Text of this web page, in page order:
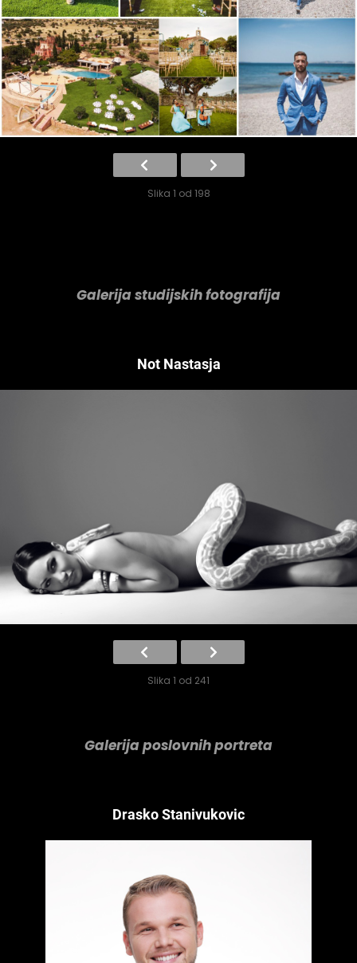
Slika 1 od 198
Galerija studijskih fotografija
Not Nastasja
Slika 1 od 241
Galerija poslovnih portreta
Drasko Stanivukovic